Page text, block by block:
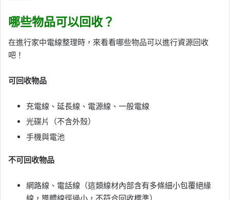
哪些物品可以回收？
在進行家中電線整理時，來看看哪些物品可以進行資源回收
吧！
可回收物品
充電線、延長線、電源線、一般電線
光碟片（不含外殼）
手機與電池
不可回收物品
網路線、電話線（這類線材內部含有多條細小包覆絕緣